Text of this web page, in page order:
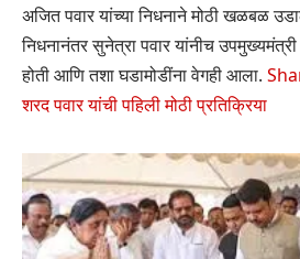
अजित पवार यांच्या निधनाने मोठी खळबळ
निधनानंतर सुनेत्रा पवार यांनीच
होती आणि तशा घडामोडींना वेगही आला.
शरद पवार यांची पहिली मोठी प्रतिक्रिया